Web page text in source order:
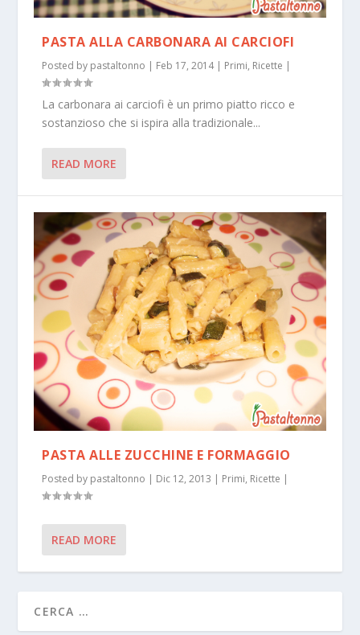
PASTA ALLA CARBONARA AI CARCIOFI
Posted by pastaltonno | Feb 17, 2014| Primi, Ricette |
La carbonara ai carciofi è un primo piatto ricco e
sostanzioso che si ispira alla tradizionale...
READ MORE
PASTA ALLE ZUCCHINE E FORMAGGIO
Posted by pastaltonno | Dic 12, 2013 | Primi, Ricette |
READ MORE